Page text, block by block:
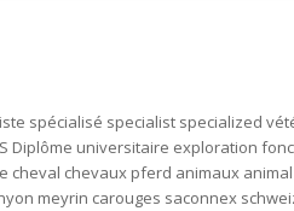
spécialisé specialist specialized
Diplôme universitaire exploration
cheval chevaux pferd animaux
meyrin carouges saconnex